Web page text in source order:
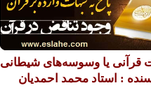
قرآنی یا وسوسه‌های شیطانی
: استاد محمد احمدیان